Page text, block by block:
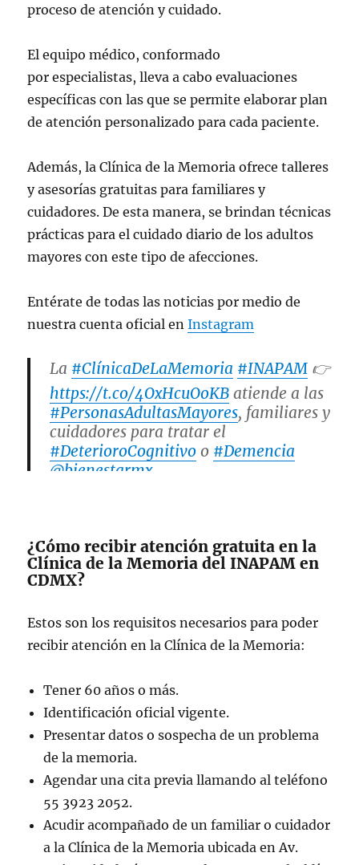
proceso de atención y cuidado.
El equipo médico, conformado
por especialistas, lleva a cabo evaluaciones
específicas con las que se permite elaborar plan
de atención personalizado para cada paciente.
Además, la Clínica de la Memoria ofrece talleres
y asesorías gratuitas para familiares y
cuidadores. De esta manera, se brindan técnicas
prácticas para el cuidado diario de los adultos
mayores con este tipo de afecciones.
Entérate de todas las noticias por medio de
nuestra cuenta oficial enInstagram
La #ClínicaDeLaMemoria #INAPAM 👉
https://t.co/4OxHcuOoKB atiende a las
#PersonasAdultasMayores, familiares y
cuidadores para tratar el
#DeterioroCognitivo o #Demencia
@bienestarmx
@sedesa_cdmx@sibiso_cdmx@bienest
armx pic.twitter.com/qQHVYfkwYW
¿Cómo recibir atención gratuita en la
Clínica de la Memoria del INAPAM en
CDMX?
Estos son los requisitos necesarios para poder
recibir atención en la Clínica de la Memoria:
Tener 60 años o más.
Identificación oficial vigente.
Presentar datos o sospecha de un problema
de la memoria.
Agendar una cita previa llamando al teléfono
55 3923 2052.
Acudir acompañado de un familiar o cuidador
a la Clínica de la Memoria ubicada en Av.